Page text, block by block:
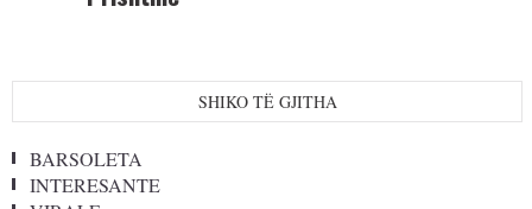
SHIKO TË GJITHA
BARSOLETA
INTERESANTE